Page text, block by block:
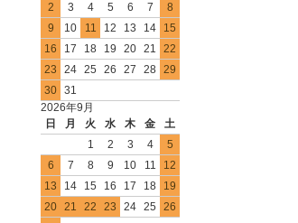
2
3 4 5 6 7
8
9
10 11 12 13 14
15
16
17 18 19 20 21
22
23
24 25 26 27 28 29
30 31
2026年9月
日
月 火 水 木 金
土
1
2 3 4
5
6
7 8 9 10 11
12
13
14 15 16 17 18
19
20 21 22 23 24 25
26